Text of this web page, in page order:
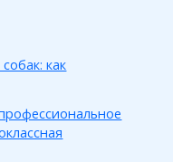
как